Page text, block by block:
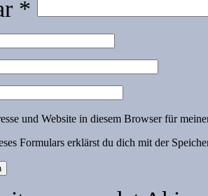
*
und Website in diesem Browser für
Formulars erklärst du dich mit der